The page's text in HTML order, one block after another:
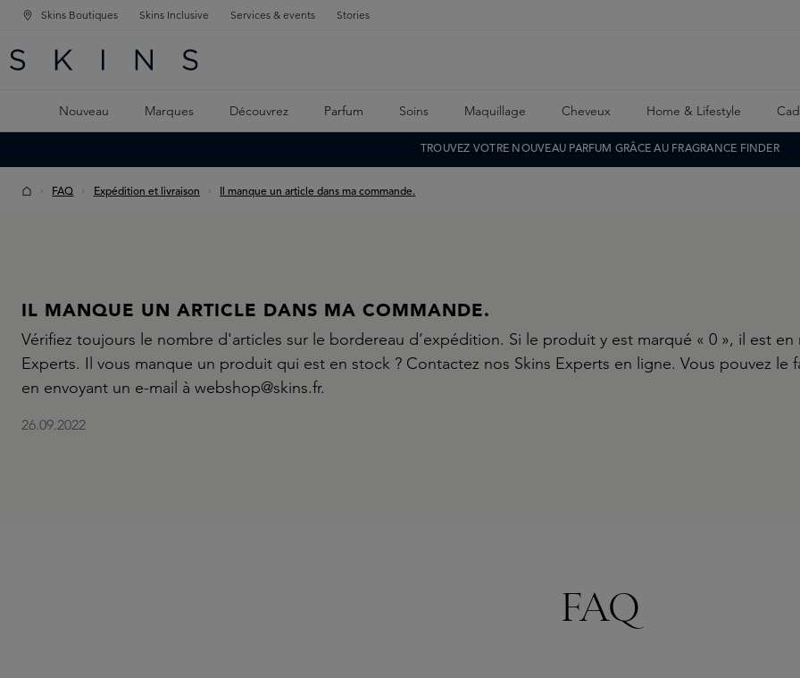
PRINCIPALE
CONTENU PRINCIPAL
Skins Boutiques Skins Inclusive Services & events Stories
Nouveau Marques Découvrez Parfum Soins Maquillage Cheveux Home & Lifestyle
TROUVEZ VOTRE NOUVEAU PARFUM GRÂCE AU FRAGRANCE FINDER
FAQ Expédition et livraison Il manque un article dans ma commande.
IL MANQUE UN ARTICLE DANS MA COMMANDE.
Vérifiez toujours le nombre d'articles sur le bordereau d’expédition. Si le produit y est marqué « 0 », il est en
Experts. Il vous manque un produit qui est en stock ? Contactez nos Skins Experts en ligne. Vous pouvez le
en envoyant un e-mail à webshop@skins.fr.
26.09.2022
FAQ